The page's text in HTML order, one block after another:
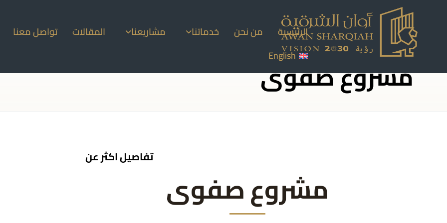
الرئيسية من نحن خدماتنا مشاريعنا المقالات
تواصل معنا
English
مشروع صفوى
تفاصيل اكثر عن
مشروع صفوى